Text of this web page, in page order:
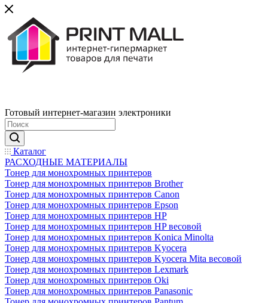
Готовый интернет-магазин электроники
Каталог
РАСХОДНЫЕ МАТЕРИАЛЫ
Тонер для монохромных принтеров
Тонер для монохромных принтеров Brother
Тонер для монохромных принтеров Canon
Тонер для монохромных принтеров Epson
Тонер для монохромных принтеров HP
Тонер для монохромных принтеров HP весовой
Тонер для монохромных принтеров Konica Minolta
Тонер для монохромных принтеров Kyocera
Тонер для монохромных принтеров Kyocera Mita весовой
Тонер для монохромных принтеров Lexmark
Тонер для монохромных принтеров Oki
Тонер для монохромных принтеров Panasonic